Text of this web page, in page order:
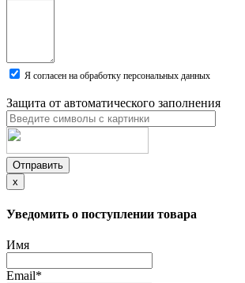
Я согласен на обработку персональных данных
Защита от автоматического заполнения
Отправить
x
Уведомить о поступлении товара
Имя
Email*